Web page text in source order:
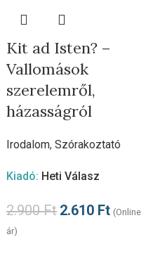
Kit ad Isten? –
Vallomások
szerelemről,
házasságról
Irodalom, Szórakoztató
Kiadó: Heti Válasz
2.900Ft 2.610 Ft (Online
ár)